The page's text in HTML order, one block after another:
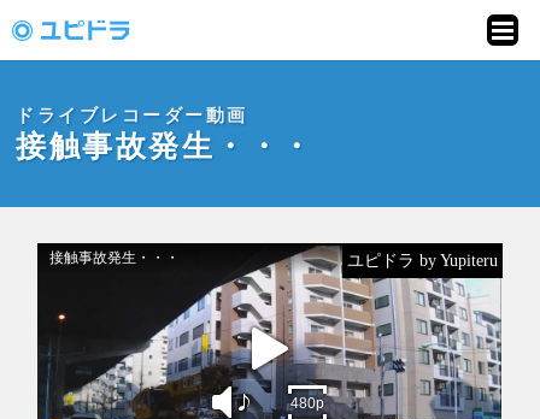
ピドラ」
ドライブレコーダー動画
接触事故発生・・・
ユピドラ by Yupiteru